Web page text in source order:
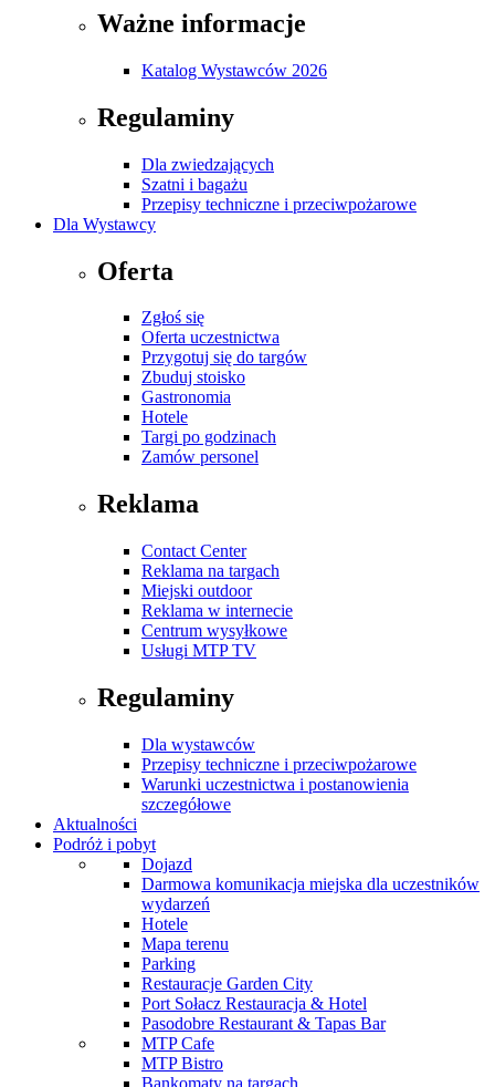
Ważne informacje
Katalog Wystawców 2026
Regulaminy
Dla zwiedzających
Szatni i bagażu
Przepisy techniczne i przeciwpożarowe
Dla Wystawcy
Oferta
Zgłoś się
Oferta uczestnictwa
Przygotuj się do targów
Zbuduj stoisko
Gastronomia
Hotele
Targi po godzinach
Zamów personel
Reklama
Contact Center
Reklama na targach
Miejski outdoor
Reklama w internecie
Centrum wysyłkowe
Usługi MTP TV
Regulaminy
Dla wystawców
Przepisy techniczne i przeciwpożarowe
Warunki uczestnictwa i postanowienia
szczegółowe
Aktualności
Podróż i pobyt
Dojazd
Darmowa komunikacja miejska dla uczestników
wydarzeń
Hotele
Mapa terenu
Parking
Restauracje Garden City
Port Sołacz Restauracja & Hotel
Pasodobre Restaurant & Tapas Bar
MTP Cafe
MTP Bistro
Bankomaty na targach